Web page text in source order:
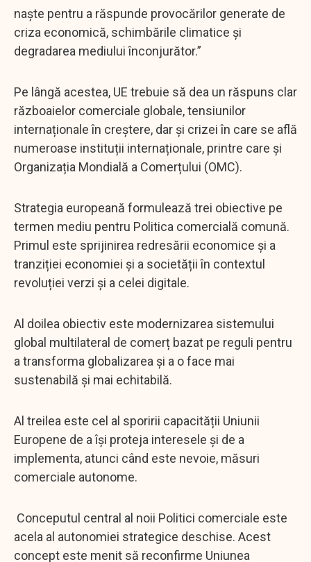
naște pentru a răspunde provocărilor generate de
criza economică, schimbările climatice și
degradarea mediului înconjurător.”
Pe lângă acestea, UE trebuie să dea un răspuns clar
războaielor comerciale globale, tensiunilor
internaționale în creștere, dar și crizei în care se află
numeroase instituții internaționale, printre care și
Organizația Mondială a Comerțului (OMC).
Strategia europeană formulează trei obiective pe
termen mediu pentru Politica comercială comună.
Primul este sprijinirea redresării economice și a
tranziției economiei și a societății în contextul
revoluției verzi și a celei digitale.
Al doilea obiectiv este modernizarea sistemului
global multilateral de comerț bazat pe reguli pentru
a transforma globalizarea și a o face mai
sustenabilă și mai echitabilă.
Al treilea este cel al sporirii capacității Uniunii
Europene de a își proteja interesele și de a
implementa, atunci când este nevoie, măsuri
comerciale autonome.
Conceputul central al noii Politici comerciale este
acela al autonomiei strategice deschise. Acest
concept este menit să reconfirme Uniunea